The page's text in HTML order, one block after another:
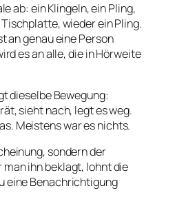
ab: ein Klingeln, ein Pling,
wieder ein Pling.
an genau eine Person
es an alle, die in Hörweite
dieselbe Bewegung:
sieht nach, legt es weg.
Meistens war es nichts.
sondern der
ihn beklagt, lohnt die
eine Benachrichtigung